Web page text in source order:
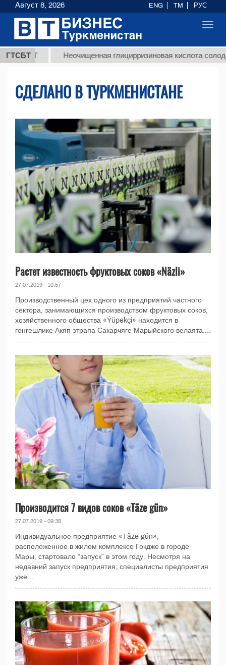
ГТСБТНеочищенная глицирризиновая кислота солодкового
СДЕЛАНО В ТУРКМЕНИСТАНЕ
Pастет известность фруктовых соков «Näzli»
27.07.2019 - 10:57
Производственный цех одного из предприятий частного
сектора, занимающихся производством фруктовых соков,
хозяйственного общества «Ýüpekçi» находится в
генгешлике Акяп этрапа Сакарчяге Марыйского велаята....
Производится 7 видов соков «Täze gün»
27.07.2019 - 09:38
Индивидуальное предприятие «Täze gün»,
расположенное в жилом комплексе Гокдже в городе
Мары, стартовало “запуск” в этом году. Несмотря на
недавний запуск предприятия, специалисты предприятия
уже...
Август 8, 2026 ENG TM РУС